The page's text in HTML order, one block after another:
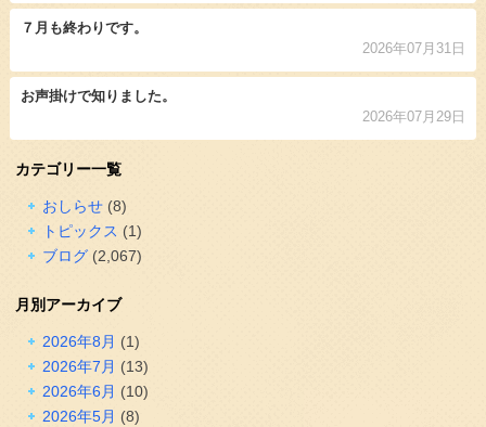
７月も終わりです。
2026年07月31日
お声掛けで知りました。
2026年07月29日
カテゴリー一覧
おしらせ(8)
トピックス (1)
ブログ(2,067)
月別アーカイブ
2026年8月 (1)
2026年7月 (13)
2026年6月 (10)
2026年5月 (8)